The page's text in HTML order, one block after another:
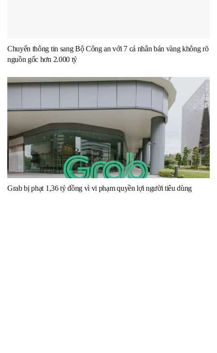
Chuyển thông tin sang Bộ Công an với 7 cá nhân bán vàng không rõ
nguồn gốc hơn 2.000 tỷ
Grab bị phạt 1,36 tỷ đồng vì vi phạm quyền lợi người tiêu dùng